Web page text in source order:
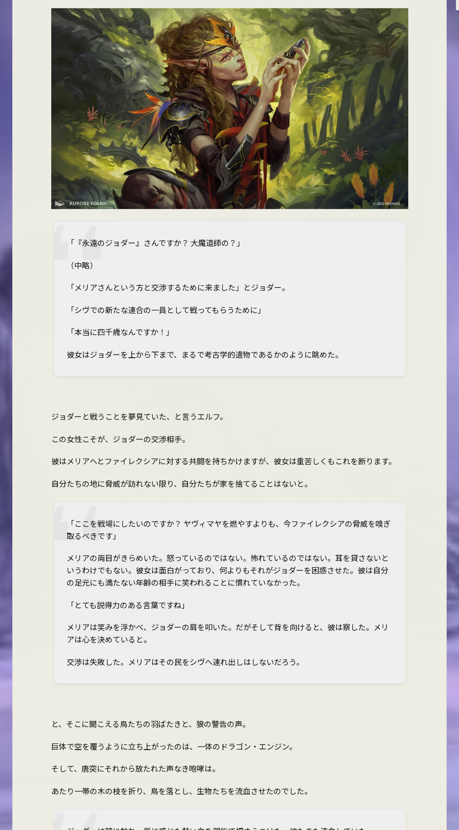
「『永遠のジョダー』さんですか？ 大魔道師の？」
（中略）
「メリアさんという方と交渉するために来ました」とジョダー。
「シヴでの新たな連合の一員として戦ってもらうために」
「本当に四千歳なんですか！」
彼女はジョダーを上から下まで、まるで考古学的遺物であるかのように眺めた。
ジョダーと戦うことを夢見ていた、と言うエルフ。
この女性こそが、ジョダーの交渉相手。
彼はメリアへとファイレクシアに対する共闘を持ちかけますが、彼女は重苦しくもこれを断ります。
自分たちの地に脅威が訪れない限り、自分たちが家を捨てることはないと。
「ここを戦場にしたいのですか？ ヤヴィマヤを燃やすよりも、今ファイレクシアの脅威を嗅ぎ
取るべきです」
メリアの両目がきらめいた。怒っているのではない。怖れているのではない。耳を貸さないと
いうわけでもない。彼女は面白がっており、何よりもそれがジョダーを困惑させた。彼は自分
の足元にも満たない年齢の相手に笑われることに慣れていなかった。
「とても説得力のある言葉ですね」
メリアは笑みを浮かべ、ジョダーの肩を叩いた。だがそして背を向けると、彼は察した。メリ
アは心を決めていると。
交渉は失敗した。メリアはその民をシヴへ連れ出しはしないだろう。
と、そこに聞こえる鳥たちの羽ばたきと、狼の警告の声。
巨体で空を覆うように立ち上がったのは、一体のドラゴン・エンジン。
そして、唐突にそれから放たれた声なき咆哮は。
あたり一帯の木の枝を折り、鳥を落とし、生物たちを流血させたのでした。